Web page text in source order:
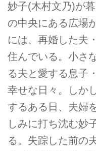
妙子(木村文乃)が
の中央にある広場
には、再婚した夫
住んでいる。小さ
る夫と愛する息子
幸せな日々。しか
するある日、夫婦
しみに打ち沈む妙
る。失踪した前の